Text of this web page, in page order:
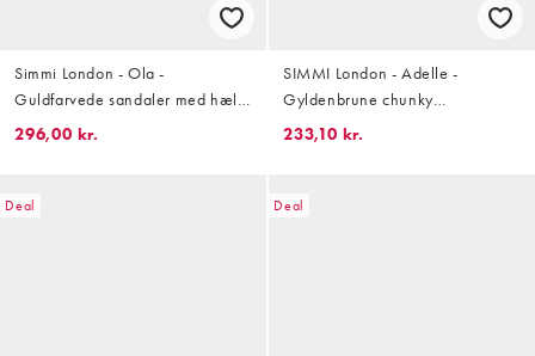
Simmi London - Ola -
Guldfarvede sandaler med hæl
og udsmykninger
296,00 kr.
SIMMI London - Adelle -
Gyldenbrune chunky
badesandaler
233,10 kr.
Deal Deal